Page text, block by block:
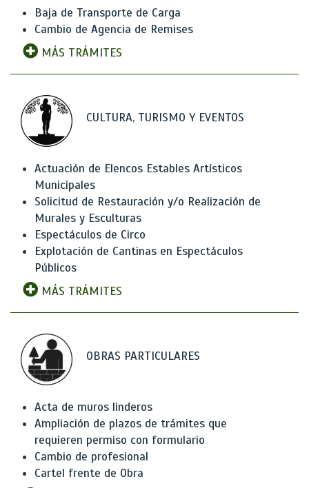
Baja de Transporte de Carga
Cambio de Agencia de Remises
MÁS TRÁMITES
CULTURA, TURISMO Y EVENTOS
Actuación de Elencos Estables Artísticos
Municipales
Solicitud de Restauración y/o Realización de
Murales y Esculturas
Espectáculos de Circo
Explotación de Cantinas en Espectáculos
Públicos
MÁS TRÁMITES
OBRAS PARTICULARES
Acta de muros linderos
Ampliación de plazos de trámites que
requieren permiso con formulario
Cambio de profesional
Cartel frente de Obra